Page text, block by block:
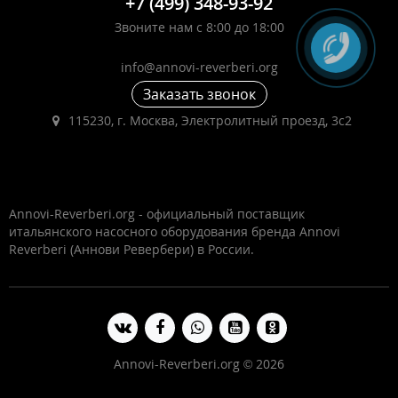
Звоните нам с 8:00 до 18:00
info@annovi-reverberi.org
Заказать звонок
115230, г. Москва, Электролитный проезд, 3с2
Annovi-Reverberi.org - официальный поставщик
итальянского насосного оборудования бренда Annovi
Reverberi (Аннови Ревербери) в России.
Annovi-Reverberi.org © 2026